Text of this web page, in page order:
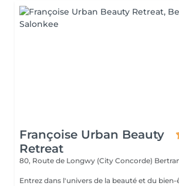
Françoise Urban Beauty
Retreat
80, Route de Longwy (City Concorde)
Entrez dans l'univers de la beauté et du bien-